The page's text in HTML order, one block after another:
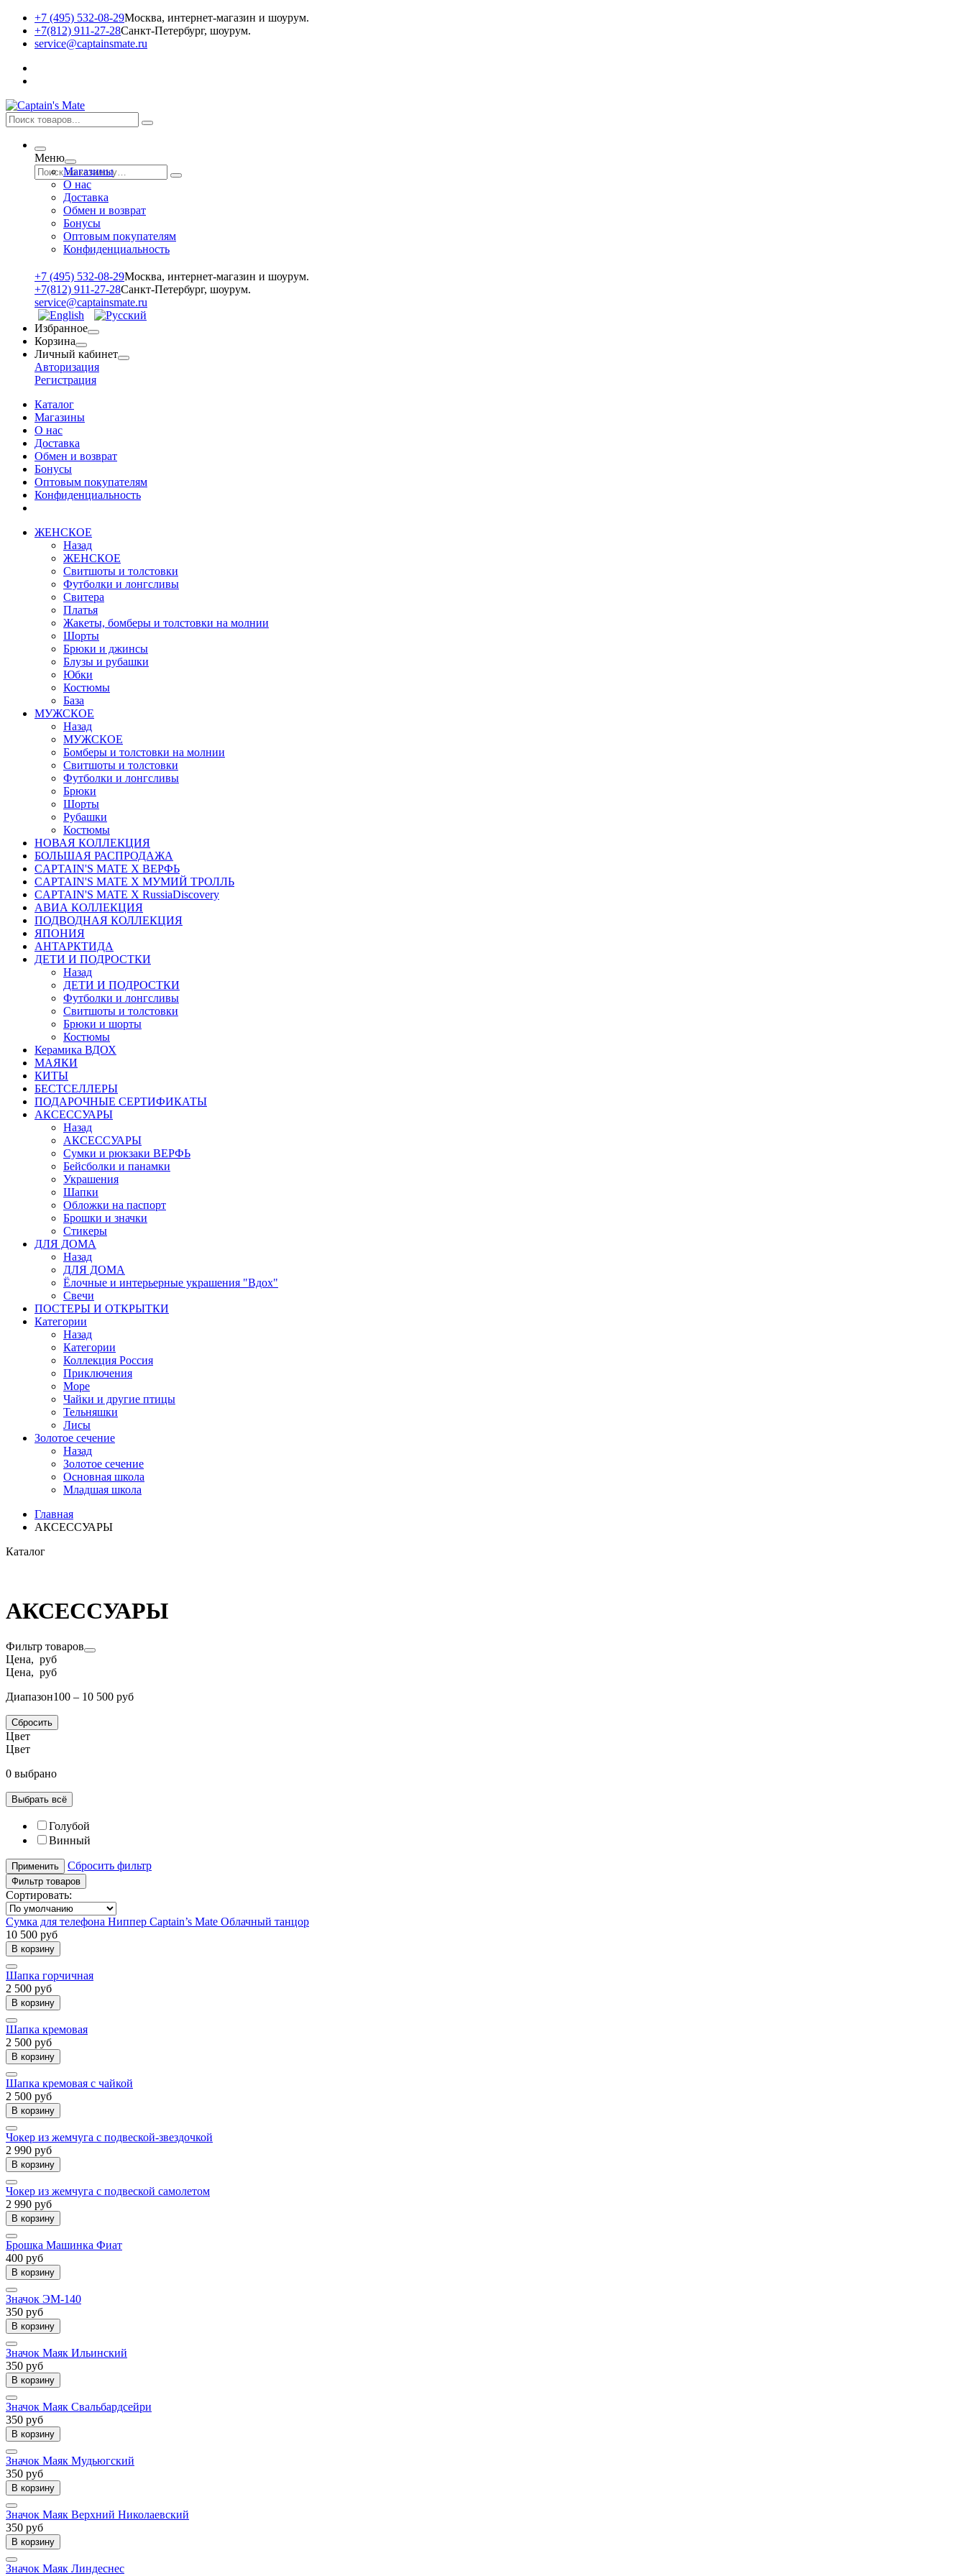
+7 (495) 532-08-29Москва, интернет-магазин и шоурум.
+7(812) 911-27-28Санкт-Петербург, шоурум.
service@captainsmate.ru
Меню
Магазины
О нас
Доставка
Обмен и возврат
Бонусы
Оптовым покупателям
Конфиденциальность
+7 (495) 532-08-29Москва, интернет-магазин и шоурум.
+7(812) 911-27-28Санкт-Петербург, шоурум.
service@captainsmate.ru
Избранное
Корзина
Личный кабинет
Авторизация
Регистрация
Каталог
Магазины
О нас
Доставка
Обмен и возврат
Бонусы
Оптовым покупателям
Конфиденциальность
ЖЕНСКОЕ
Назад
ЖЕНСКОЕ
Свитшоты и толстовки
Футболки и лонгсливы
Свитера
Платья
Жакеты, бомберы и толстовки на молнии
Шорты
Брюки и джинсы
Блузы и рубашки
Юбки
Костюмы
База
МУЖСКОЕ
Назад
МУЖСКОЕ
Бомберы и толстовки на молнии
Свитшоты и толстовки
Футболки и лонгсливы
Брюки
Шорты
Рубашки
Костюмы
НОВАЯ КОЛЛЕКЦИЯ
БОЛЬШАЯ РАСПРОДАЖА
CAPTAIN'S MATE X ВЕРФЬ
CAPTAIN'S MATE Х МУМИЙ ТРОЛЛЬ
CAPTAIN'S MATE X RussiaDiscovery
АВИА КОЛЛЕКЦИЯ
ПОДВОДНАЯ КОЛЛЕКЦИЯ
ЯПОНИЯ
АНТАРКТИДА
ДЕТИ И ПОДРОСТКИ
Назад
ДЕТИ И ПОДРОСТКИ
Футболки и лонгсливы
Свитшоты и толстовки
Брюки и шорты
Костюмы
Керамика ВДОХ
МАЯКИ
КИТЫ
БЕСТСЕЛЛЕРЫ
ПОДАРОЧНЫЕ СЕРТИФИКАТЫ
АКСЕССУАРЫ
Назад
АКСЕССУАРЫ
Сумки и рюкзаки ВЕРФЬ
Бейсболки и панамки
Украшения
Шапки
Обложки на паспорт
Брошки и значки
Стикеры
ДЛЯ ДОМА
Назад
ДЛЯ ДОМА
Ёлочные и интерьерные украшения "Вдох"
Свечи
ПОСТЕРЫ И ОТКРЫТКИ
Категории
Назад
Категории
Коллекция Россия
Приключения
Море
Чайки и другие птицы
Тельняшки
Лисы
Золотое сечение
Назад
Золотое сечение
Основная школа
Младшая школа
Главная
АКСЕССУАРЫ
Каталог
АКСЕССУАРЫ
Фильтр товаров
Цена, руб
Цена, руб
Диапазон100 – 10 500 руб
Сбросить
Цвет
Цвет
0 выбрано
Выбрать всё
Голубой
Винный
Применить Сбросить фильтр
Фильтр товаров
Сортировать:
Сумка для телефона Ниппер Captain’s Mate Облачный танцор
10 500 руб
В корзину
Шапка горчичная
2 500 руб
В корзину
Шапка кремовая
2 500 руб
В корзину
Шапка кремовая с чайкой
2 500 руб
В корзину
Чокер из жемчуга с подвеской-звездочкой
2 990 руб
В корзину
Чокер из жемчуга с подвеской самолетом
2 990 руб
В корзину
Брошка Машинка Фиат
400 руб
В корзину
Значок ЭМ-140
350 руб
В корзину
Значок Маяк Ильинский
350 руб
В корзину
Значок Маяк Свальбардсейри
350 руб
В корзину
Значок Маяк Мудьюгский
350 руб
В корзину
Значок Маяк Верхний Николаевский
350 руб
В корзину
Значок Маяк Линдеснес